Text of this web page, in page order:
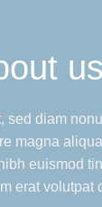
us
sed diam
magna
euismod
erat volutpat